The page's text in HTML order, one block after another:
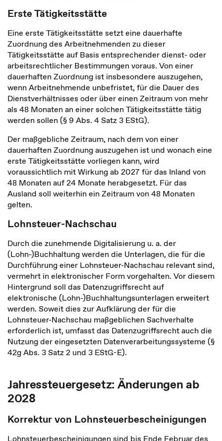
Erste Tätigkeitsstätte
Eine erste Tätigkeitsstätte setzt eine dauerhafte
Zuordnung des Arbeitnehmenden zu dieser
Tätigkeitsstätte auf Basis entsprechender dienst- oder
arbeitsrechtlicher Bestimmungen voraus. Von einer
dauerhaften Zuordnung ist insbesondere auszugehen,
wenn Arbeitnehmende unbefristet, für die Dauer des
Dienstverhältnisses oder über einen Zeitraum von mehr
als 48 Monaten an einer solchen Tätigkeitsstätte tätig
werden sollen (§ 9 Abs. 4 Satz 3 EStG).
Der maßgebliche Zeitraum, nach dem von einer
dauerhaften Zuordnung auszugehen ist und wonach eine
erste Tätigkeitsstätte vorliegen kann, wird
voraussichtlich mit Wirkung ab 2027 für das Inland von
48 Monaten auf 24 Monate herabgesetzt. Für das
Ausland soll weiterhin ein Zeitraum von 48 Monaten
gelten.
Lohnsteuer-Nachschau
Durch die zunehmende Digitalisierung u. a. der
(Lohn-)Buchhaltung werden die Unterlagen, die für die
Durchführung einer Lohnsteuer-Nachschau relevant sind,
vermehrt in elektronischer Form vorgehalten. Vor diesem
Hintergrund soll das Datenzugriffsrecht auf
elektronische (Lohn-)Buchhaltungsunterlagen erweitert
werden. Soweit dies zur Aufklärung der für die
Lohnsteuer-Nachschau maßgeblichen Sachverhalte
erforderlich ist, umfasst das Datenzugriffsrecht auch die
Nutzung der eingesetzten Datenverarbeitungssysteme (§
42g Abs. 3 Satz 2 und 3 EStG-E).
Jahressteuergesetz: Änderungen ab
2028
Korrektur von Lohnsteuerbescheinigungen
Lohnsteuerbescheinigungen sind bis Ende Februar des